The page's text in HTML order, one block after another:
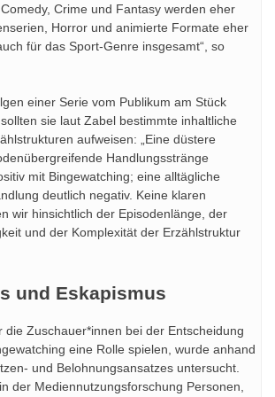
Crime und Fantasy werden eher
Horror und animierte Formate eher
für das Sport-Genre insgesamt“, so
einer Serie vom Publikum am Stück
sie laut Zabel bestimmte inhaltliche
aufweisen: „Eine düstere
Handlungsstränge
mit Bingewatching; eine alltägliche
deutlich negativ. Keine klaren
wir hinsichtlich der Episodenlänge, der
und der Komplexität der Erzählstruktur
und Eskapismus
die Zuschauer*innen bei der Entscheidung
eine Rolle spielen, wurde anhand
und Belohnungsansatzes untersucht.
der Mediennutzungsforschung Personen,